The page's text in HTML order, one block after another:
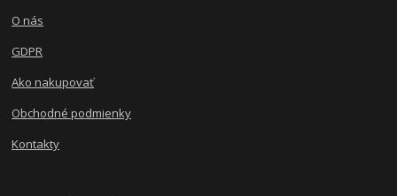
O nás
GDPR
Ako nakupovať
Obchodné podmienky
Kontakty